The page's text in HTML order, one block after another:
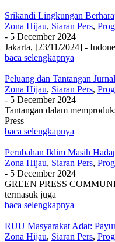
Srikandi Lingkungan
Zona Hijau, Siaran Pers,
- 5 December 2024
Jakarta, [23/11/2024] -
baca selengkapnya
Peluang dan Tantangan
Zona Hijau, Siaran Pers,
- 5 December 2024
Tantangan dalam
Press
baca selengkapnya
Perubahan Iklim Masih
Zona Hijau, Siaran Pers,
- 5 December 2024
GREEN PRESS
termasuk juga
baca selengkapnya
RUU Masyarakat Adat:
Zona Hijau, Siaran Pers,